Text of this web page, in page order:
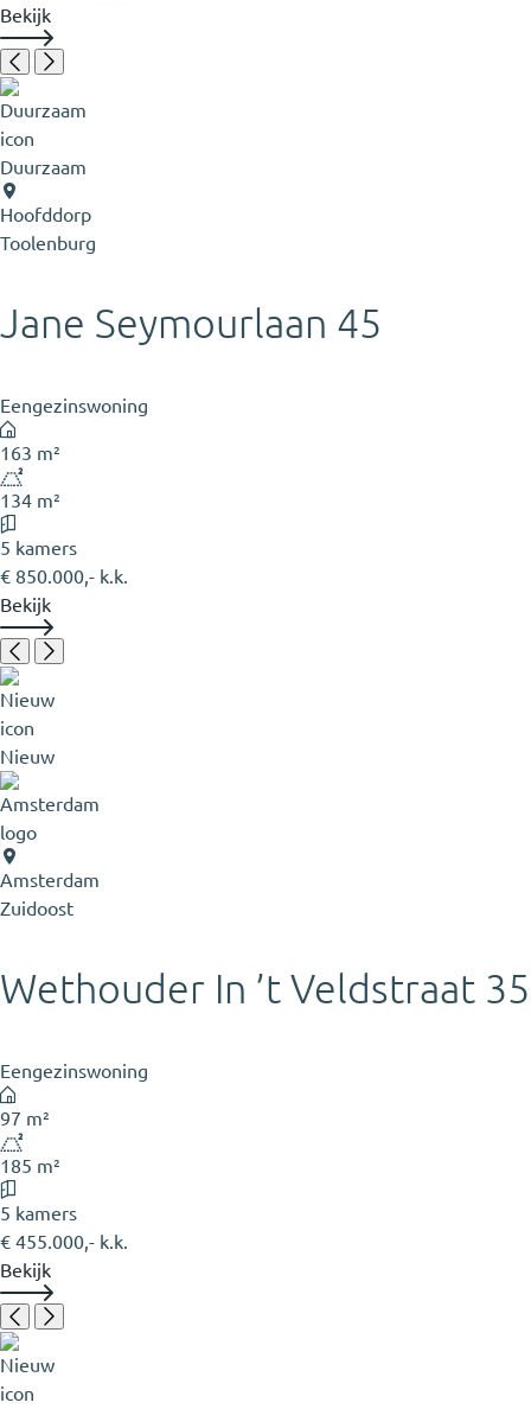
Bekijk
Duurzaam
Hoofddorp
Toolenburg
Jane Seymourlaan 45
Eengezinswoning
163 m²
134 m²
5 kamers
€ 850.000,- k.k.
Bekijk
Nieuw
Amsterdam
Zuidoost
Wethouder In ’t Veldstraat 35
Eengezinswoning
97 m²
185 m²
5 kamers
€ 455.000,- k.k.
Bekijk